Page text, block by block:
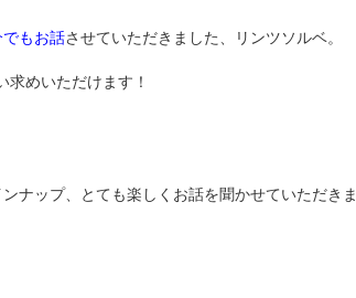
でもお話させていただきました、リンツソルベ。
求めいただけます！
ナップ、とても楽しくお話を聞かせていただきま